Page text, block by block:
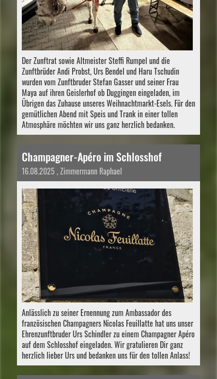
Der Zunftrat sowie Altmeister Steffi Rumpel und die
Zunftbrüder Andi Probst, Urs Bendel und Haru Tschudin
wurden vom Zunftbruder Stefan Gasser und seiner Frau
Maya auf ihren Geislerhof ob Duggingen eingeladen, im
Übrigen das Zuhause unseres Weihnachtmarkt-Esels. Für den
gemütlichen Abend mit Speis und Trank in einer tollen
Atmosphäre möchten wir uns ganz herzlich bedanken.
Champagner-Apéro im Schlosshof
16.08.2025 , Zimmermann Raphael
Anlässlich zu seiner Ernennung zum Ambassador des
französischen Champagners Nicolas Feuillatte hat uns unser
Ehrenzunftbruder Urs Schindler zu einem Champagner Apéro
auf dem Schlosshof eingeladen. Wir gratulieren Dir ganz
herzlich lieber Urs und bedanken uns für den tollen Anlass!